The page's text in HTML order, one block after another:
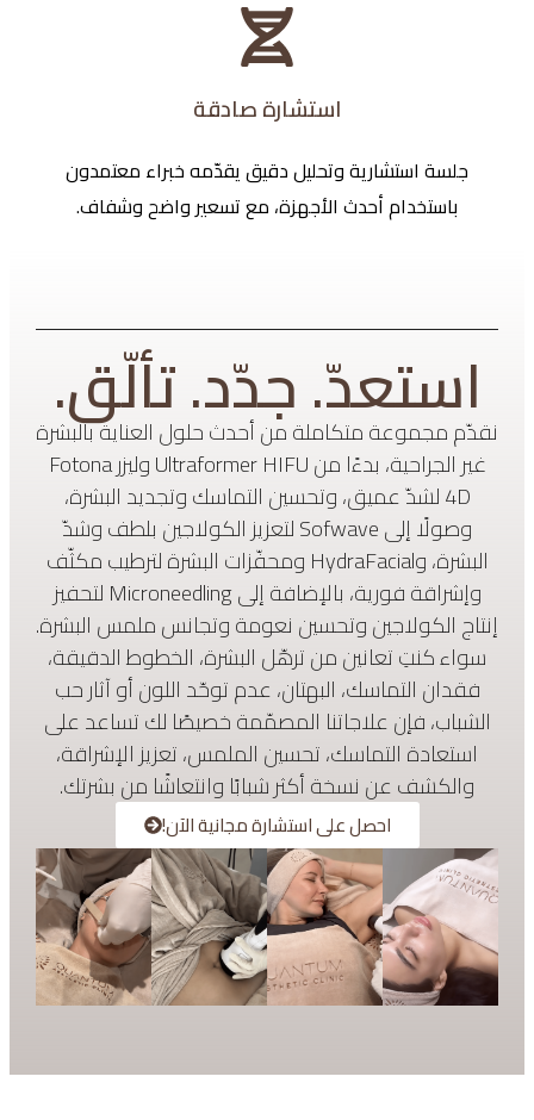
استشارة صادقة
جلسة استشارية وتحليل دقيق يقدّمه خبراء معتمدون
باستخدام أحدث الأجهزة، مع تسعير واضح وشفاف.
استعدّ. جدّد. تألّق.
نقدّم مجموعة متكاملة من أحدث حلول العناية بالبشرة
غير الجراحية، بدءًا من Ultraformer HIFU وليزر Fotona
4D لشدّ عميق، وتحسين التماسك وتجديد البشرة،
وصولًا إلى Sofwave لتعزيز الكولاجين بلطف وشدّ
البشرة، وHydraFacial ومحفّزات البشرة لترطيب مكثّف
وإشراقة فورية، بالإضافة إلى Microneedling لتحفيز
إنتاج الكولاجين وتحسين نعومة وتجانس ملمس البشرة.
سواء كنتِ تعانين من ترهّل البشرة، الخطوط الدقيقة،
فقدان التماسك، البهتان، عدم توحّد اللون أو آثار حب
الشباب، فإن علاجاتنا المصمّمة خصيصًا لك تساعد على
استعادة التماسك، تحسين الملمس، تعزيز الإشراقة،
والكشف عن نسخة أكثر شبابًا وانتعاشًا من بشرتك.
احصل على استشارة مجانية الآن!